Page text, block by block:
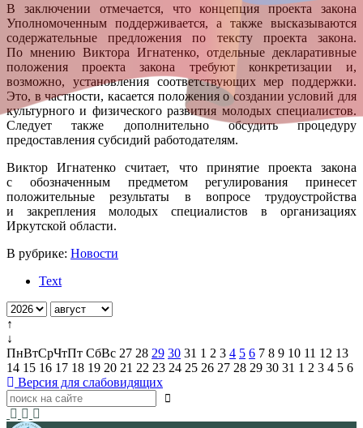
В заключении отмечается, что концепция проекта закона
Уполномоченным поддерживается, а также высказываются
содержательные предложения по тексту проекта закона.
По мнению Виктора Игнатенко, отдельные декларативные
положения проекта закона требуют конкретизации и,
возможно, установления соответствующих мер поддержки.
Это, в частности, касается положения о создании условий для
культурного и физического развития молодых специалистов.
Следует также дополнительно обсудить процедуру
предоставления субсидий работодателям.
Виктор Игнатенко считает, что принятие проекта закона
с обозначенным предметом регулирования принесет
положительные результаты в вопросе трудоустройства
и закрепления молодых специалистов в организациях
Иркутской области.
В рубрике: Новости
Text
↑
↓
ПнВтСрЧтПт СбВс 27 28 29 30 31 1 2 3 4 5 6 7 8 9 10 11 12 13
14 15 16 17 18 19 20 21 22 23 24 25 26 27 28 29 30 31 1 2 3 4 5 6
Версия для слабовидящих